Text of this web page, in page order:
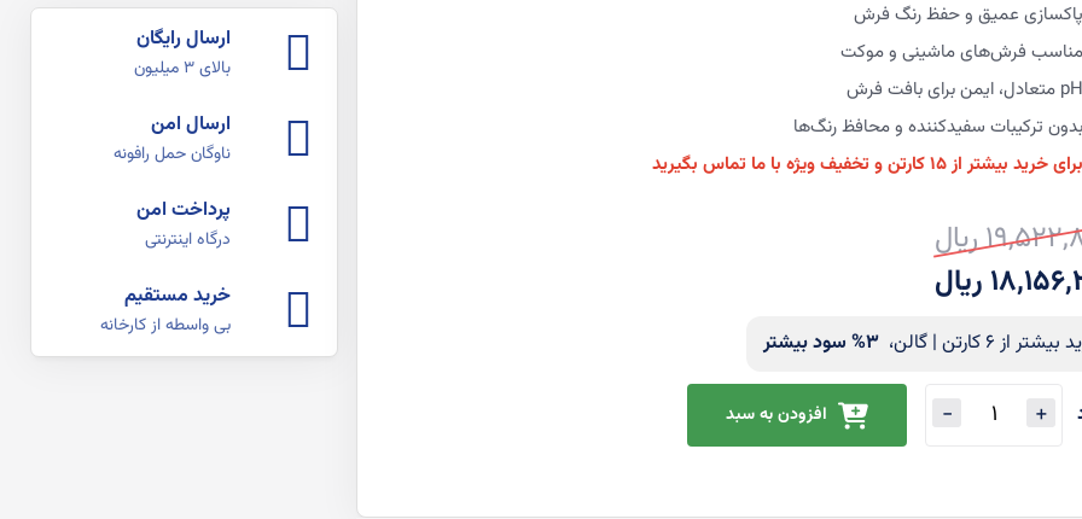
ریال
ریال
پاکسازی عمیق و حفظ رنگ فرش
مناسب فرش‌های ماشینی و موکت
pH متعادل، ایمن برای بافت فرش
بدون ترکیبات سفیدکننده و محافظ رنگ‌ها
برای خرید بیشتر از ۱۵ کارتن و تخفیف ویژه با ما تماس بگیرید
از 6 کارتن | گالن، % سود بیشتر
افزودن به سبد
ارسال رایگان
بالای ۳ میلیون
ارسال امن
ناوگان حمل رافونه
پرداخت امن
درگاه اینترنتی
خرید مستقیم
بی واسطه از کارخانه